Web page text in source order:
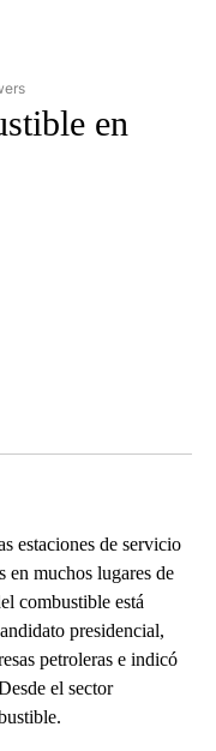
SPANISH" TO RECEIVE
en
estaciones de servicio
en muchos lugares de
combustible está
presidencial,
petroleras e indicó
el sector